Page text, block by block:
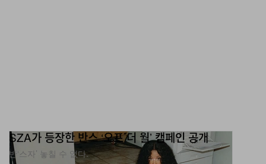
신발
반‘스자’ 놓칠 수 없다.
Mar 10, 2026 357